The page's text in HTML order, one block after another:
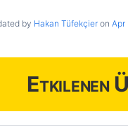
by Hakan Tüfekçier on Apr
Etkilenen